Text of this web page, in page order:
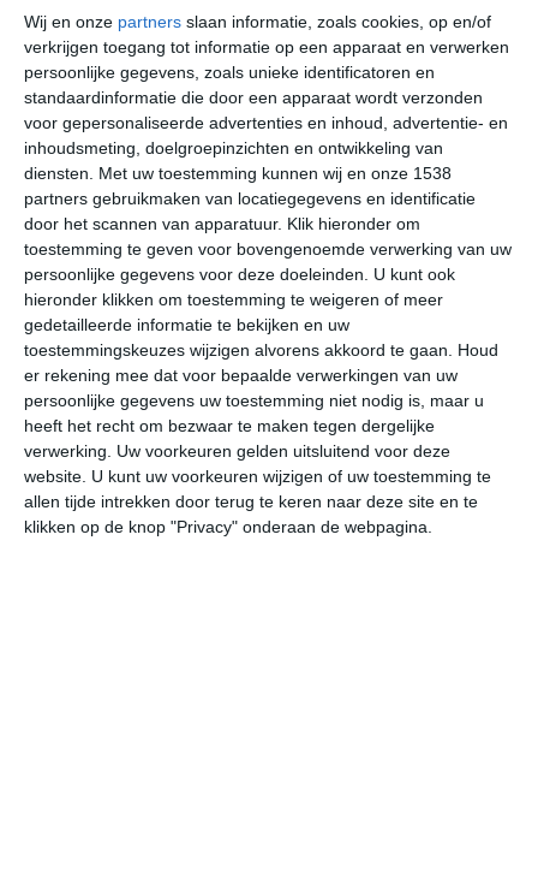
Wij en onze partners slaan informatie, zoals cookies, op en/of
verkrijgen toegang tot informatie op een apparaat en verwerken
persoonlijke gegevens, zoals unieke identificatoren en
standaardinformatie die door een apparaat wordt verzonden
voor gepersonaliseerde advertenties en inhoud, advertentie- en
inhoudsmeting, doelgroepinzichten en ontwikkeling van
diensten.
Met uw toestemming kunnen wij en onze 1538
partners gebruikmaken van locatiegegevens en identificatie
door het scannen van apparatuur. Klik hieronder om
toestemming te geven voor bovengenoemde verwerking van uw
persoonlijke gegevens voor deze doeleinden. U kunt ook
hieronder klikken om toestemming te weigeren of meer
gedetailleerde informatie te bekijken en uw
toestemmingskeuzes wijzigen alvorens akkoord te gaan.
Houd
er rekening mee dat voor bepaalde verwerkingen van uw
persoonlijke gegevens uw toestemming niet nodig is, maar u
heeft het recht om bezwaar te maken tegen dergelijke
verwerking. Uw voorkeuren gelden uitsluitend voor deze
website. U kunt uw voorkeuren wijzigen of uw toestemming te
allen tijde intrekken door terug te keren naar deze site en te
klikken op de knop "Privacy" onderaan de webpagina.
24°C
undefined
33°
ma di
23° 14°
wo
25° 10°
13°C 23°C 31°C
07:00 10:00 13:00 16:00 19:00
07:00 10:00 13:00 16:00 19:00